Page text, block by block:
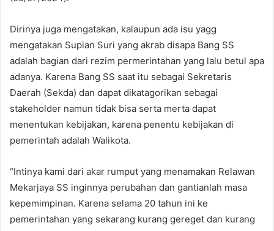
Dirinya juga mengatakan, kalaupun ada isu yagg
mengatakan Supian Suri yang akrab disapa Bang SS
adalah bagian dari rezim permerintahan yang lalu betul apa
adanya. Karena Bang SS saat itu sebagai Sekretaris
Daerah (Sekda) dan dapat dikatagorikan sebagai
stakeholder namun tidak bisa serta merta dapat
menentukan kebijakan, karena penentu kebijakan di
pemerintah adalah Walikota.
“Intinya kami dari akar rumput yang menamakan Relawan
Mekarjaya SS inginnya perubahan dan gantianlah masa
kepemimpinan. Karena selama 20 tahun ini ke
pemerintahan yang sekarang kurang gereget dan kurang